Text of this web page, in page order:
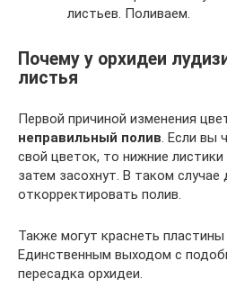
листьев. Поливаем.
Почему у орхидеи
листья
Первой причиной изменения
неправильный полив. Если вы
свой цветок, то нижние
затем засохнут. В таком
откорректировать полив.
Также могут краснеть пластины
Единственным выходом с
пересадка орхидеи.